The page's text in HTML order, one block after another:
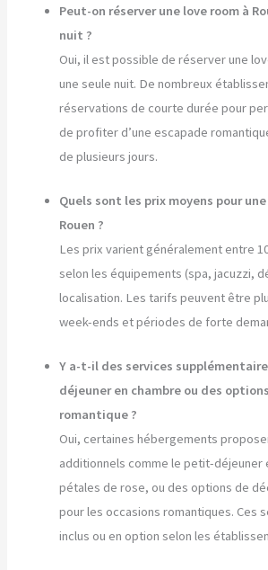
Peut-on réserver une love room à
nuit ?
Oui, il est possible de réserver une
une seule nuit. De nombreux
réservations de courte durée pour
de profiter d’une escapade
de plusieurs jours.
Quels sont les prix moyens pour
Rouen ?
Les prix varient généralement entre
selon les équipements (spa, jacuzzi,
localisation. Les tarifs peuvent être
week-ends et périodes de forte
Y a-t-il des services
déjeuner en chambre ou des
romantique ?
Oui, certaines hébergements
additionnels comme le petit-déjeuner
pétales de rose, ou des options de
pour les occasions romantiques. Ces
inclus ou en option selon les